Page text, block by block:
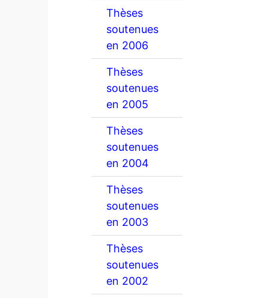
Thèses
soutenues
en 2006
Thèses
soutenues
en 2005
Thèses
soutenues
en 2004
Thèses
soutenues
en 2003
Thèses
soutenues
en 2002